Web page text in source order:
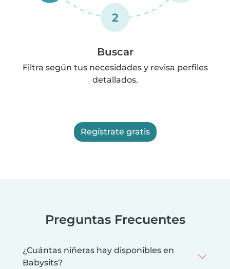
2
Buscar
Filtra según tus necesidades y revisa perfiles
detallados.
Regístrate gratis
Preguntas Frecuentes
¿Cuántas niñeras hay disponibles en
Babysits?